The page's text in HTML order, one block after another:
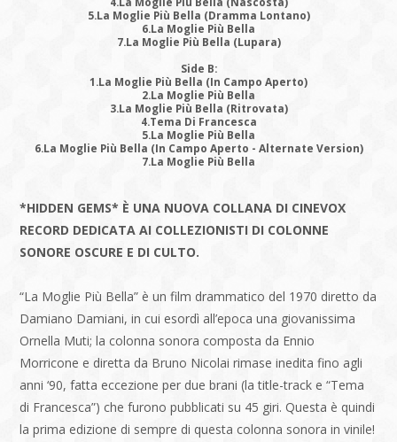
5.La Moglie Più Bella (Dramma Lontano)
6.La Moglie Più Bella
7.La Moglie Più Bella (Lupara)
Side B:
1.La Moglie Più Bella (In Campo Aperto)
2.La Moglie Più Bella
3.La Moglie Più Bella (Ritrovata)
4.Tema Di Francesca
5.La Moglie Più Bella
6.La Moglie Più Bella (In Campo Aperto - Alternate Version)
7.La Moglie Più Bella
*HIDDEN GEMS* È UNA NUOVA COLLANA DI CINEVOX
RECORD DEDICATA AI COLLEZIONISTI DI COLONNE
SONORE OSCURE E DI CULTO.
“La Moglie Più Bella” è un film drammatico del 1970 diretto da
Damiano Damiani, in cui esordì all’epoca una giovanissima
Ornella Muti; la colonna sonora composta da Ennio
Morricone e diretta da Bruno Nicolai rimase inedita fino agli
anni ‘90, fatta eccezione per due brani (la title-track e “Tema
di Francesca”) che furono pubblicati su 45 giri. Questa è quindi
la prima edizione di sempre di questa colonna sonora in vinile!